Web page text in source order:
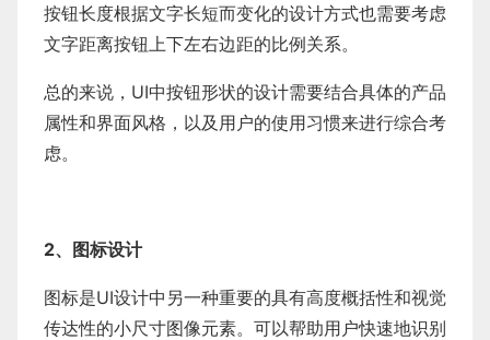
按钮长度根据文字长短而变化的设计方式也需要考虑
文字距离按钮上下左右边距的比例关系。
总的来说，UI中按钮形状的设计需要结合具体的产品
属性和界面风格，以及用户的使用习惯来进行综合考
虑。
2、图标设计
图标是UI设计中另一种重要的具有高度概括性和视觉
传达性的小尺寸图像元素。可以帮助用户快速地识别